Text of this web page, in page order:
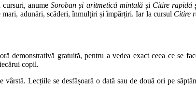
cursuri, anumeSoroban și aritmetică mintalăși Citire rapidă
adunări, scăderi, înmulțiri și împărțiri. Iar la cursul Citire
demonstrativă gratuită, pentru a vedea exact ceea ce se
copil.
Lecțiile se desfășoară o dată sau de două ori pe